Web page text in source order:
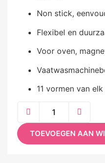
Non stick,
Flexibel en
Voor oven,
11 vormen van
TOEVOEGEN AAN